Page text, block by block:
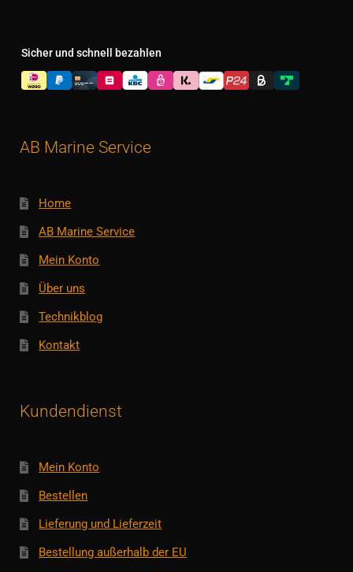
Sicher und schnell bezahlen
AB Marine Service
Home
AB Marine Service
Mein Konto
Über uns
Technikblog
Kontakt
Kundendienst
Mein Konto
Bestellen
Lieferung und Lieferzeit
Bestellung außerhalb der EU